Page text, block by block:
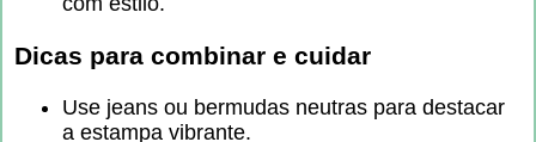
Dicas para combinar e cuidar
Use jeans ou bermudas neutras para destacar
a estampa vibrante.